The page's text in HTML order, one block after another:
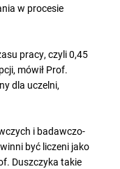
w procesie
pracy, czyli 0,45
mówił Prof.
dla uczelni,
i badawczo-
być liczeni jako
Duszczyka takie